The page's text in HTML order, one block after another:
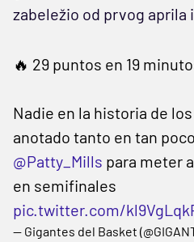
zabeležio od prvog aprila i
🔥 29 puntos en 19
Nadie en la historia de
anotado tanto en tan
@Patty_Mills para meter
en semifinales
pic.twitter.com/
— Gigantes del Basket